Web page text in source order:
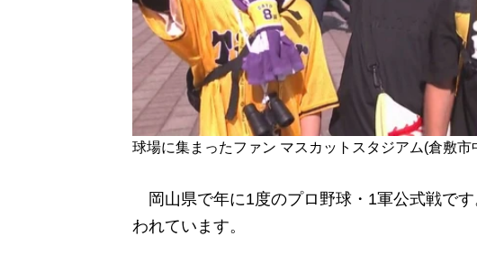
球場に集まったファン マスカットスタジアム(倉敷市
岡山県で年に1度のプロ野球・1軍公式戦で
われています。